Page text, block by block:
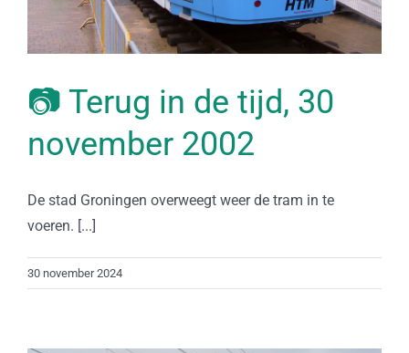
📷 Terug in de tijd, 30
november 2002
De stad Groningen overweegt weer de tram in te
voeren. [...]
30 november 2024